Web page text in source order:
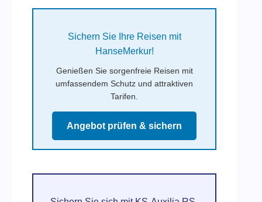
Sichern Sie Ihre Reisen mit
HanseMerkur!
Genießen Sie sorgenfreie Reisen mit
umfassendem Schutz und attraktiven
Tarifen.
Angebot prüfen & sichern